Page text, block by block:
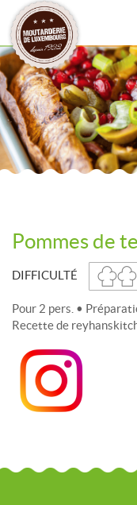
Pommes de
DIFFICULTÉ
Pour 2 pers. •
Recette de